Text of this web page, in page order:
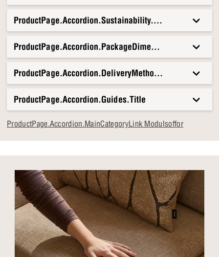
ProductPage.Accordion.Sustainability.Title
ProductPage.Accordion.DeliveryMethods.Title
ProductPage.Accordion.Guides.Title
ProductPage.Accordion.MainCategoryLink Modulsoffor